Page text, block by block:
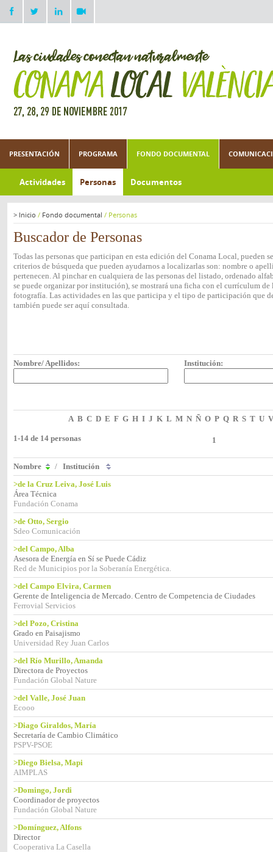
PRESENTACIÓN PROGRAMA FONDO DOCUMENTAL
Actividades Personas Documentos
> Inicio / Fondo documental / Personas
Buscador de Personas
Todas las personas que participan en esta edición del Conama Local, pueden
criterios de búsqueda que pueden ayudarnos a localizarlas son: nombre o
pertenecen. Al pinchar en cualquiera de las personas del listado, ordenado
se puede organizar por institución), se mostrará una ficha con el currículum de
fotografía. Las actividades en las que participa y el tipo de participación que
también puede ser aquí consultada.
Nombre/ Apellidos: Institución:
A B C D E F G H I J K L M N Ñ O P Q R S T U V
1-14 de 14 personas 1
Nombre / Institución
>de la Cruz Leiva, José Luis
Área Técnica
Fundación Conama
>de Otto, Sergio
Sdeo Comunicación
>del Campo, Alba
Asesora de Energía en Sí se Puede Cádiz
Red de Municipios por la Soberanía Energética.
>del Campo Elvira, Carmen
Gerente de Inteligencia de Mercado. Centro de Competencia de Ciudades
Ferrovial Servicios
>del Pozo, Cristina
Grado en Paisajismo
Universidad Rey Juan Carlos
>del Río Murillo, Amanda
Directora de Proyectos
Fundación Global Nature
>del Valle, José Juan
Ecooo
>Diago Giraldos, María
Secretaría de Cambio Climático
PSPV-PSOE
>Diego Bielsa, Mapi
AIMPLAS
>Domingo, Jordi
Coordinador de proyectos
Fundación Global Nature
>Domínguez, Alfons
Director
Cooperativa La Casella